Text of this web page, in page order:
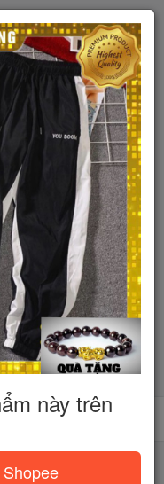
này trên